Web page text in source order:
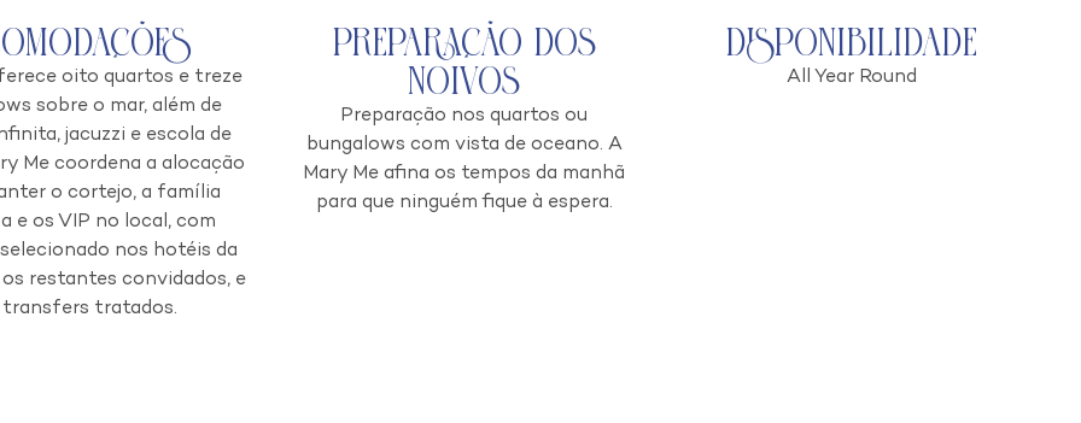
oito quartos e treze
sobre o mar, além de
jacuzzi e escola de
Me coordena a alocação
o cortejo, a família
e os VIP no local, com
nos hotéis da
restantes convidados, e
transfers tratados.
Preparação dos
Noivos
Preparação nos quartos ou
bungalows com vista de oceano. A
Mary Me afina os tempos da manhã
para que ninguém fique à espera.
Disponibilidade
All Year Round